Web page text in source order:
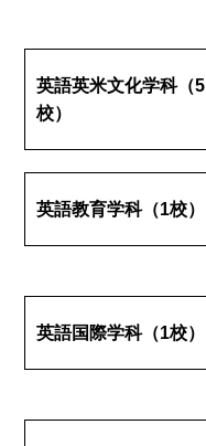
英語英米文化学科（5
校）
英語教育学科（1校）
英語国際学科（1校）